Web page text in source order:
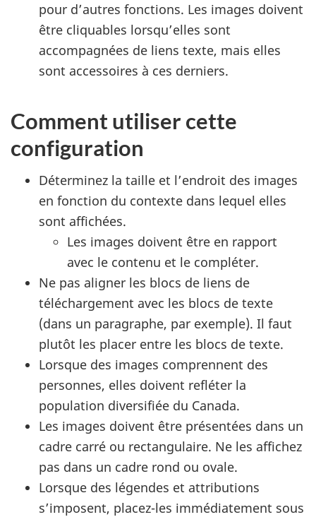
pour d’autres fonctions. Les images doivent
être cliquables lorsqu’elles sont
accompagnées de liens texte, mais elles
sont accessoires à ces derniers.
Comment utiliser cette
configuration
Déterminez la taille et l’endroit des images
en fonction du contexte dans lequel elles
sont affichées.
Les images doivent être en rapport
avec le contenu et le compléter.
Ne pas aligner les blocs de liens de
téléchargement avec les blocs de texte
(dans un paragraphe, par exemple). Il faut
plutôt les placer entre les blocs de texte.
Lorsque des images comprennent des
personnes, elles doivent refléter la
population diversifiée du Canada.
Les images doivent être présentées dans un
cadre carré ou rectangulaire. Ne les affichez
pas dans un cadre rond ou ovale.
Lorsque des légendes et attributions
s’imposent, placez-les immédiatement sous